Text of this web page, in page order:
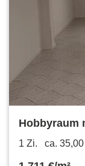
Hobbyraum
Ulm zu
1 Zi. ca. 35,00